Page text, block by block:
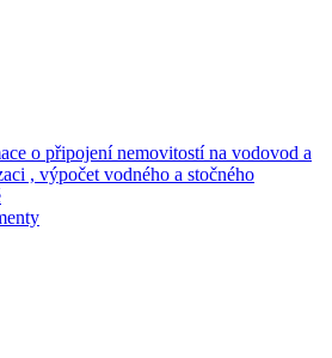
o připojení nemovitostí na vodovod a
, výpočet vodného a stočného